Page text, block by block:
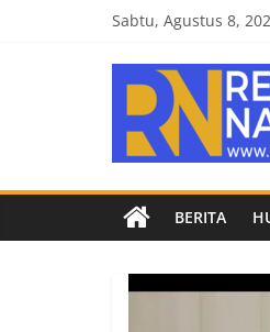
Sabtu, Agustus 8,
Berita
terpercaya
netral
BERITA